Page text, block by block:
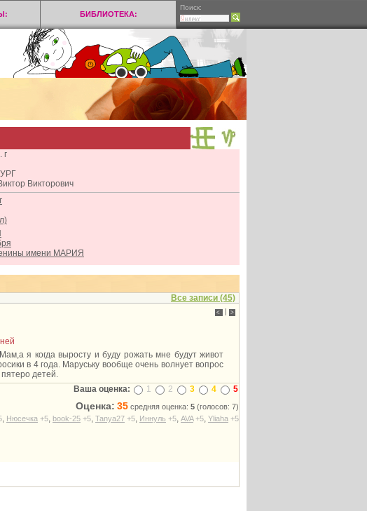
БИБЛИОТЕКА:
Поиск:
г
Викторович
имени МАРИЯ
Все записи (45)
< | >
я когда выросту и буду рожать мне будут живот
в 4 года. Маруську вообще очень волнует вопрос
детей.
Ваша оценка:
1 2 3 4 5
Оценка: 35 средняя оценка: 5 (голосов: 7)
, Нюсечка +5, book-25 +5, Tanya27 +5, Иннуль +5, AVA +5, Yliaha +5